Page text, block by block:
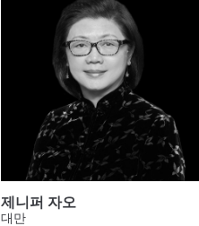
제니퍼 자오
대만